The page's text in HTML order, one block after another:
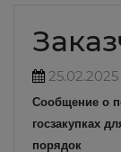
25.02.2025
Сообщение о
госзакупках
порядок